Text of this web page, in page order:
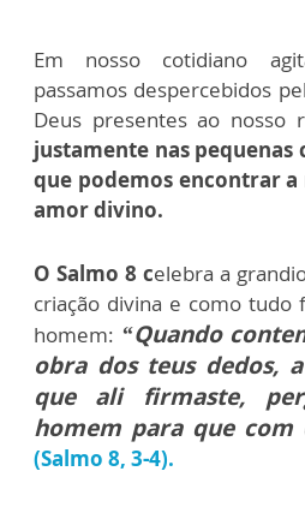
Em nosso cotidiano
passamos despercebidos
Deus presentes ao nosso
justamente nas pequenas
que podemos encontrar a
amor divino.
O Salmo 8 celebra a
criação divina e como tudo
homem: “Quando
obra dos teus dedos,
que ali firmaste,
homem para que com
(Salmo 8, 3-4).